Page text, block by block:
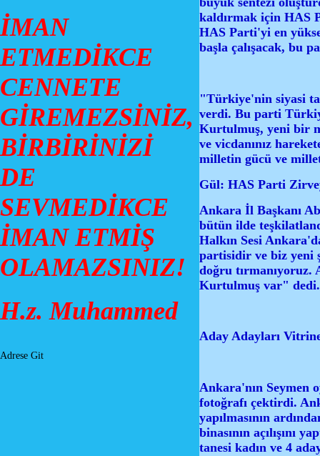
İMAN
ETMEDİKCE
CENNETE
GİREMEZSİNİZ,
BİRBİRİNİZİ
DE
SEVMEDİKCE
İMAN ETMİŞ
OLAMAZSINIZ!
H.z. Muhammed
Adrese Git
kaldırmak için HAS
HAS Parti'yi en
başla çalışacak, bu
"Türkiye'nin siyasi
verdi. Bu parti
Kurtulmuş, yeni bir
ve vicdanınız
milletin gücü ve
Gül: HAS Parti
Ankara İl Başkanı
bütün ilde
Halkın Sesi
partisidir ve biz yeni
doğru
Kurtulmuş var" dedi.
Aday Adayları
Ankara'nın Seymen
fotoğrafı çektirdi.
yapılmasının
binasının açılışını
tanesi kadın ve 4